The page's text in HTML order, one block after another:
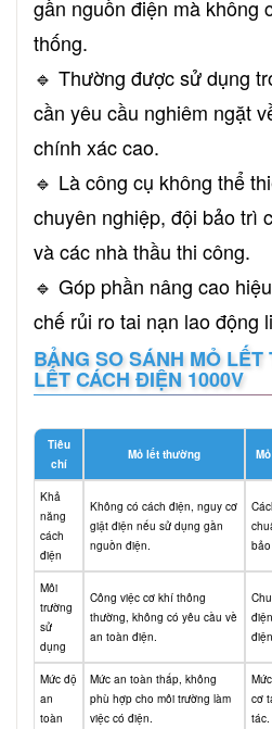
gần nguồn điện mà không
thống.
🔹 Thường được sử dụng
cần yêu cầu nghiêm ngặt
chính xác cao.
🔹 Là công cụ không thể
chuyên nghiệp, đội bảo trì
và các nhà thầu thi công.
🔹 Góp phần nâng cao
chế rủi ro tai nạn lao động
BẢNG SO SÁNH MỎ
LẾT CÁCH ĐIỆN 1000V
Tiêu
chí
Mỏ lết thường
Khả
năng
cách
điện
Không có cách điện, nguy cơ
giật điện nếu sử dụng gần
nguồn điện.
Môi
trường
sử
dụng
Công việc cơ khí thông
thường, không có yêu cầu về
an toàn điện.
Mức độ
an
toàn
Mức an toàn thấp, không
phù hợp cho môi trường làm
việc có điện.
cơ
tác.